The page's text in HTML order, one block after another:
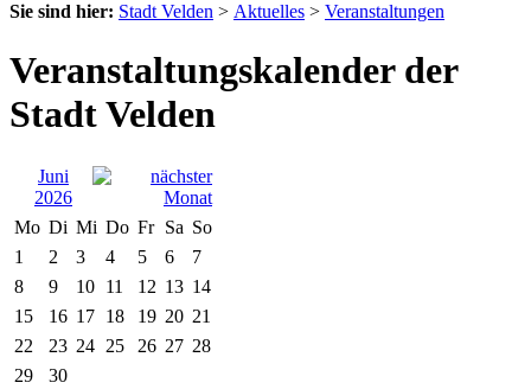
Sie sind hier: Stadt Velden > Aktuelles > Veranstaltungen
Veranstaltungskalender der
Stadt Velden
Juni
2026
Mo Di Mi Do Fr Sa So
1
2 3 4 5 6
7
8
9 10 11 12 13 14
15
16 17 18 19 20 21
22
23 24 25 26 27 28
29
30